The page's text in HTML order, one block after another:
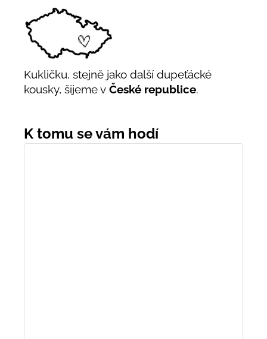
Kukličku, stejně jako další dupeťácké
kousky, šijeme v České republice.